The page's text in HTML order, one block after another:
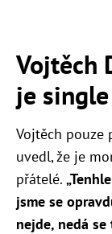
Vojtěch
je single
Vojtěch pouze
uvedl, že je
přátelé.
jsme se
nejde, nedá